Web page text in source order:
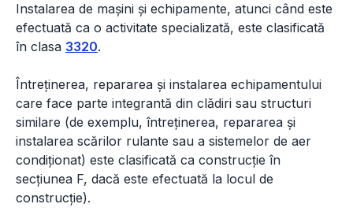
Instalarea de mașini și echipamente, atunci când este
efectuată ca o activitate specializată, este clasificată
în clasa 3320.
Întreținerea, repararea și instalarea echipamentului
care face parte integrantă din clădiri sau structuri
similare (de exemplu, întreținerea, repararea și
instalarea scărilor rulante sau a sistemelor de aer
condiționat) este clasificată ca construcție în
secțiunea F, dacă este efectuată la locul de
construcție).